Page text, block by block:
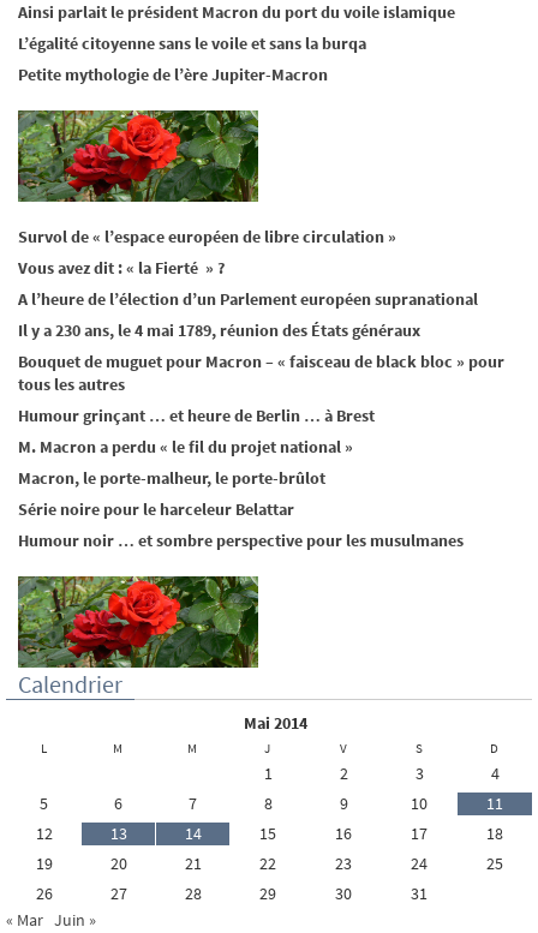
Ainsi parlait le président Macron du port du voile islamique
L’égalité citoyenne sans le voile et sans la burqa
Petite mythologie de l’ère Jupiter-Macron
Survol de « l’espace européen de libre circulation »
Vous avez dit : « la Fierté » ?
A l’heure de l’élection d’un Parlement européen supranational
Il y a 230 ans, le 4 mai 1789, réunion des États généraux
Bouquet de muguet pour Macron – « faisceau de black bloc » pour
tous les autres
Humour grinçant … et heure de Berlin … à Brest
M. Macron a perdu « le fil du projet national »
Macron, le porte-malheur, le porte-brûlot
Série noire pour le harceleur Belattar
Humour noir … et sombre perspective pour les musulmanes
Calendrier
mai 2014
L M M J V S D
1 2 3
4
5
6 7 8 9 10
11
12
13 14 15 16 17
18
19
20 21 22 23 24
25
26
27 28 29 30
31
« Mar Juin »